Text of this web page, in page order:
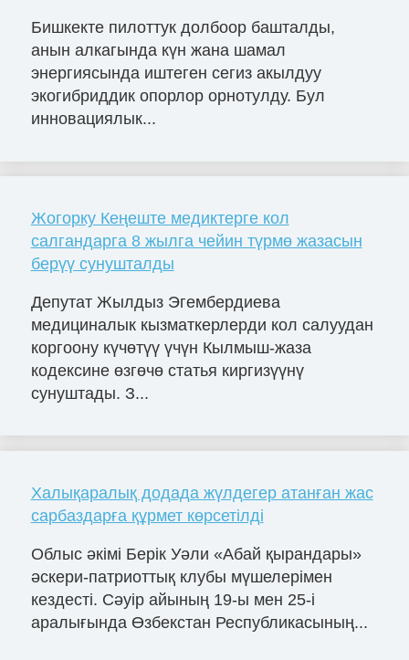
Бишкекте пилоттук долбоор башталды,
анын алкагында күн жана шамал
энергиясында иштеген сегиз акылдуу
экогибриддик опорлор орнотулду. Бул
инновациялык...
Жогорку Кеңеште медиктерге кол
салгандарга 8 жылга чейин түрмө жазасын
берүү сунушталды
Депутат Жылдыз Эгембердиева
медициналык кызматкерлерди кол салуудан
коргоону күчөтүү үчүн Кылмыш-жаза
кодексине өзгөчө статья киргизүүнү
сунуштады. З...
Халықаралық додада жүлдегер атанған жас
сарбаздарға құрмет көрсетілді
Облыс әкімі Берік Уәли «Абай қырандары»
әскери-патриоттық клубы мүшелерімен
кездесті. Сәуір айының 19-ы мен 25-і
аралығында Өзбекстан Республикасының...